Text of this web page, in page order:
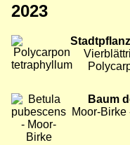
2023
Bild
Bild
Baum
Moor-